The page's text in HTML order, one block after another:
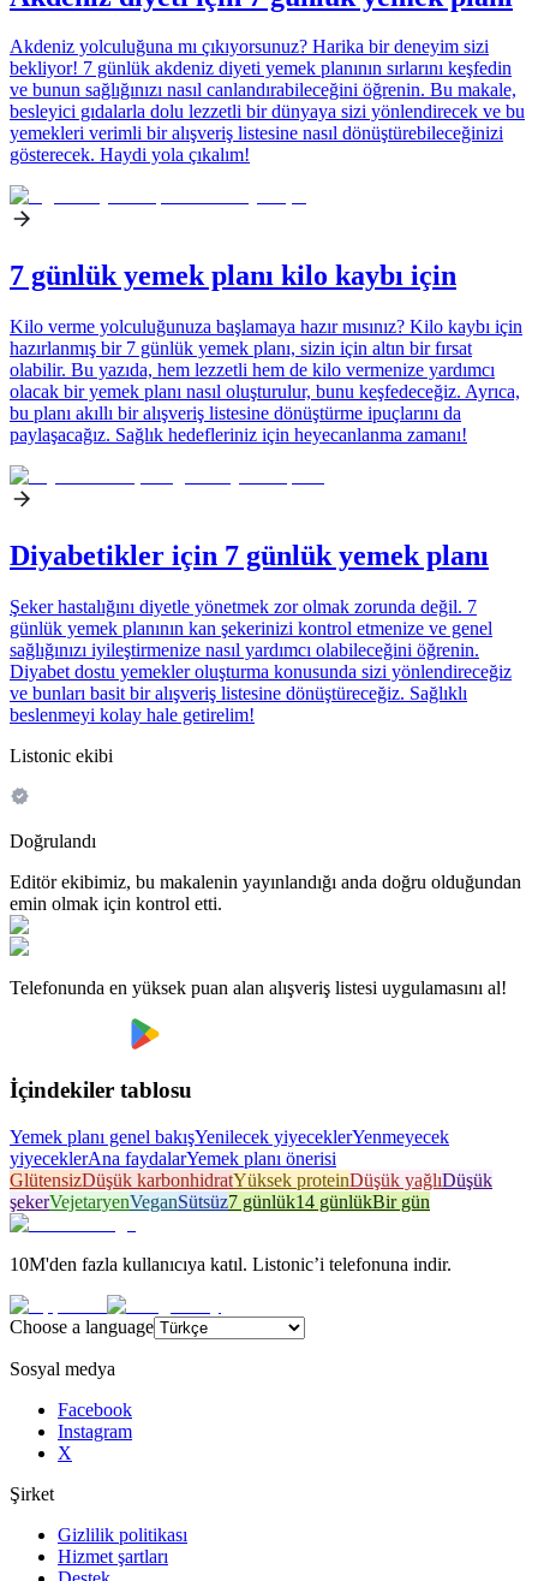
Akdeniz yolculuğuna mı çıkıyorsunuz? Harika bir deneyim sizi
bekliyor! 7 günlük akdeniz diyeti yemek planının sırlarını keşfedin
ve bunun sağlığınızı nasıl canlandırabileceğini öğrenin. Bu makale,
besleyici gıdalarla dolu lezzetli bir dünyaya sizi yönlendirecek ve bu
yemekleri verimli bir alışveriş listesine nasıl dönüştürebileceğinizi
gösterecek. Haydi yola çıkalım!
7 günlük yemek planı kilo kaybı için
Kilo verme yolculuğunuza başlamaya hazır mısınız? Kilo kaybı için
hazırlanmış bir 7 günlük yemek planı, sizin için altın bir fırsat
olabilir. Bu yazıda, hem lezzetli hem de kilo vermenize yardımcı
olacak bir yemek planı nasıl oluşturulur, bunu keşfedeceğiz. Ayrıca,
bu planı akıllı bir alışveriş listesine dönüştürme ipuçlarını da
paylaşacağız. Sağlık hedefleriniz için heyecanlanma zamanı!
Diyabetikler için 7 günlük yemek planı
Şeker hastalığını diyetle yönetmek zor olmak zorunda değil. 7
günlük yemek planının kan şekerinizi kontrol etmenize ve genel
sağlığınızı iyileştirmenize nasıl yardımcı olabileceğini öğrenin.
Diyabet dostu yemekler oluşturma konusunda sizi yönlendireceğiz
ve bunları basit bir alışveriş listesine dönüştüreceğiz. Sağlıklı
beslenmeyi kolay hale getirelim!
Listonic ekibi
Doğrulandı
Editör ekibimiz, bu makalenin yayınlandığı anda doğru olduğundan
emin olmak için kontrol etti.
Telefonunda en yüksek puan alan alışveriş listesi uygulamasını al!
İçindekiler tablosu
Yemek planı genel bakışYenilecek yiyeceklerYenmeyecek
yiyeceklerAna faydalarYemek planı önerisi
GlütensizDüşük karbonhidratYüksek proteinDüşük yağlıDüşük
şekerVejetaryenVeganSütsüz7 günlük14 günlükBir gün
10M'den fazla kullanıcıya katıl. Listonic’i telefonuna indir.
Choose a language
Sosyal medya
Facebook
Instagram
X
Şirket
Gizlilik politikası
Hizmet şartları